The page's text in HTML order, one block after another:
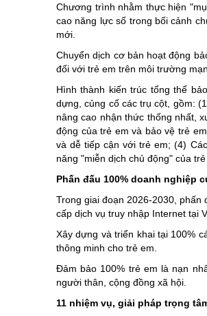
Chương trình nhằm thực hiện
cao năng lực số trong bối cảnh
mới.
Chuyển dịch cơ bản hoạt động
đối với trẻ em trên môi trường
Hình thành kiến trúc tổng thể
dựng, củng cố các trụ cột, gồm:
nâng cao nhận thức thống nhất,
động của trẻ em và bảo vệ trẻ
và dễ tiếp cận với trẻ em; (4)
năng "miễn dịch chủ động" của
Phấn đấu 100% doanh nghiệp
Trong giai đoạn 2026-2030,
cấp dịch vụ truy nhập Internet tại
Xây dựng và triển khai tại 100%
thông minh cho trẻ em.
Đảm bảo 100% trẻ em là nạn
người thân, cộng đồng xã hội.
11 nhiệm vụ, giải pháp trọng